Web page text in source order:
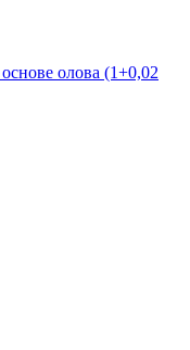
олова (1+0,02